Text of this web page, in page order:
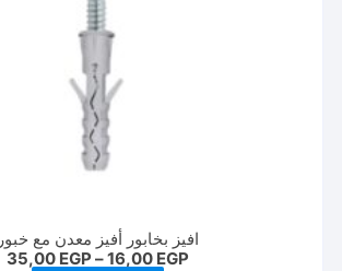
افيز بخابور أفيز معدن مع خبور
16,00 EGP
–
35,00 EGP